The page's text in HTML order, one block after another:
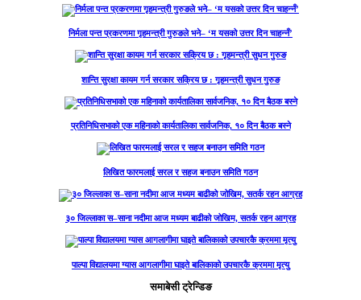
निर्मला पन्त प्रकरणमा गृहमन्त्री गुरुङले भने– ‘म यसको उत्तर दिन चाहन्नँ’
शान्ति सुरक्षा कायम गर्न सरकार सक्रिय छ : गृहमन्त्री सुधन गुरुङ
प्रतिनिधिसभाको एक महिनाको कार्यतालिका सार्वजनिक, १० दिन बैठक बस्ने
लिखित फारमलाई सरल र सहज बनाउन समिति गठन
३० जिल्लाका स–साना नदीमा आज मध्यम बाढीको जोखिम, सतर्क रहन आग्रह
पाल्पा विद्यालयमा ग्यास आगलागीमा घाइते बालिकाको उपचारकै क्रममा मृत्यु
समाबेसी ट्रेन्डिङ